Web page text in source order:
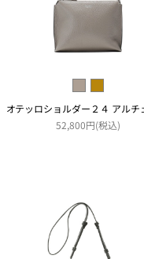
52,800円(税込)